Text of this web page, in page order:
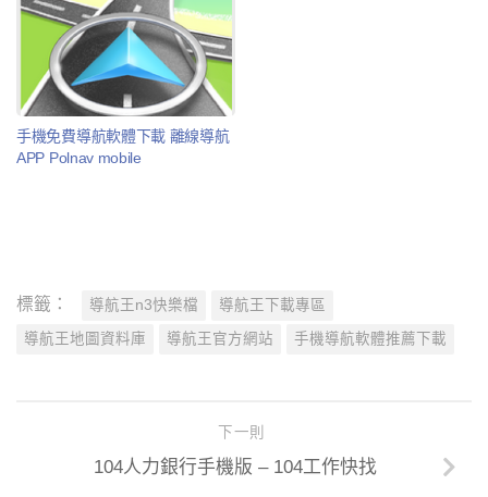
手機免費導航軟體下載 離線導航
APP Polnav mobile
標籤： 導航王n3快樂檔 導航王下載專區
導航王地圖資料庫 導航王官方網站 手機導航軟體推薦下載
下一則
104人力銀行手機版 – 104工作快找